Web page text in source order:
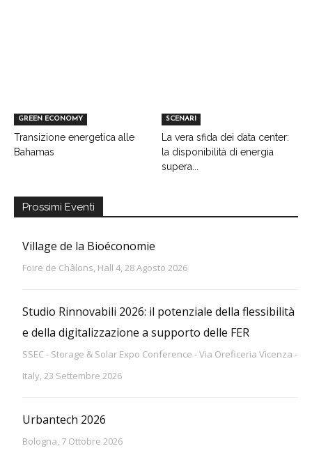
GREEN ECONOMY
Transizione energetica alle
Bahamas
SCENARI
La vera sfida dei data center:
la disponibilità di energia
supera...
Prossimi Eventi
Village de la Bioéconomie
Foire de Châlons, Hall 4, 28 Agosto 2026
Studio Rinnovabili 2026: il potenziale della flessibilità
e della digitalizzazione a supporto delle FER
SSEC - Storage & Solar Expo Conference - Via Oreficeria Vicenza -
Italy, 23 Settembre 2026
Urbantech 2026
Bologna, 7 Ottobre 2026